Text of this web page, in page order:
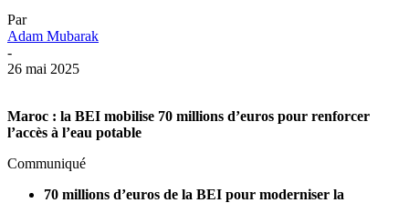
Par
Adam Mubarak
-
26 mai 2025
Maroc : la BEI mobilise 70 millions d’euros pour renforcer
l’accès à l’eau potable
Communiqué
70 millions d’euros de la BEI pour moderniser la